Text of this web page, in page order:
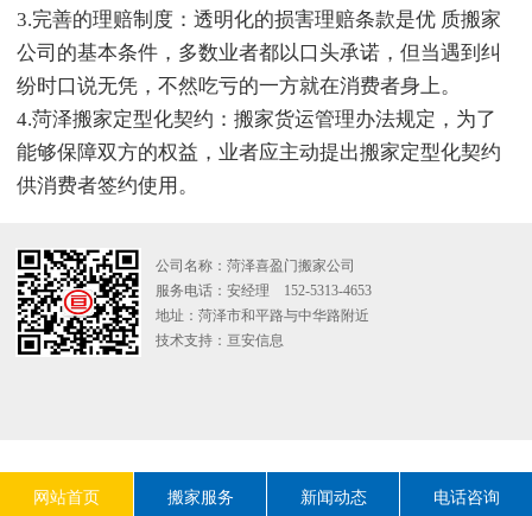
3.完善的理赔制度：透明化的损害理赔条款是优 质搬家
公司的基本条件，多数业者都以口头承诺，但当遇到纠
纷时口说无凭，不然吃亏的一方就在消费者身上。
4.菏泽搬家定型化契约：搬家货运管理办法规定，为了
能够保障双方的权益，业者应主动提出搬家定型化契约
供消费者签约使用。
公司名称：菏泽喜盈门搬家公司
服务电话：安经理 152-5313-4653
地址：菏泽市和平路与中华路附近
技术支持： 亘安信息
网站首页 搬家服务 新闻动态 电话咨询